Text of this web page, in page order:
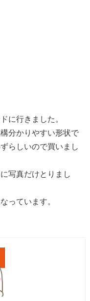
に行きました。
分かりやすい形状で
らしいので買いまし
写真だけとりまし
っています。